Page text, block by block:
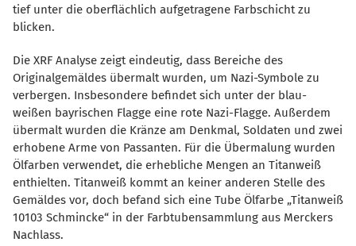
tief unter die oberflächlich aufgetragene Farbschicht zu
blicken.
Die XRF Analyse zeigt eindeutig, dass Bereiche des
Originalgemäldes übermalt wurden, um Nazi-Symbole zu
verbergen. Insbesondere befindet sich unter der blau-
weißen bayrischen Flagge eine rote Nazi-Flagge. Außerdem
übermalt wurden die Kränze am Denkmal, Soldaten und zwei
erhobene Arme von Passanten. Für die Übermalung wurden
Ölfarben verwendet, die erhebliche Mengen an Titanweiß
enthielten. Titanweiß kommt an keiner anderen Stelle des
Gemäldes vor, doch befand sich eine Tube Ölfarbe „Titanweiß
10103 Schmincke“ in der Farbtubensammlung aus Merckers
Nachlass.